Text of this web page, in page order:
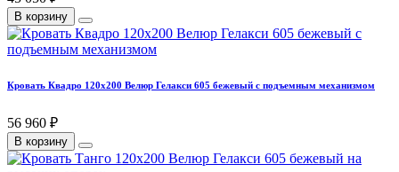
В корзину
Кровать Квадро 120х200 Велюр Гелакси 605 бежевый с подъемным механизмом
56 960 ₽
В корзину